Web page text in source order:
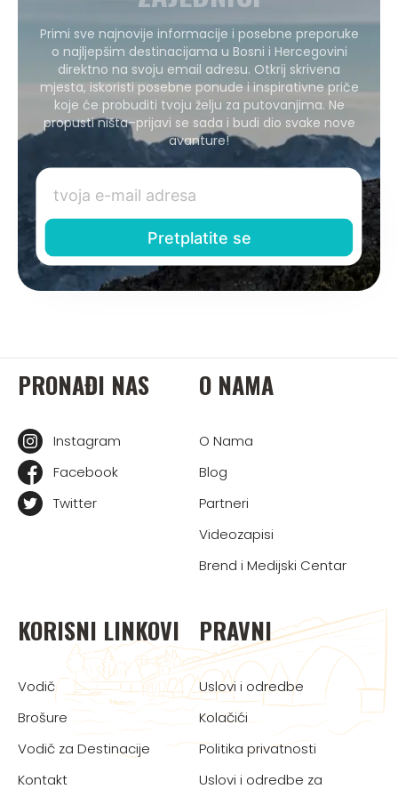
Primi sve najnovije informacije i posebne preporuke
o najljepšim destinacijama u Bosni i Hercegovini
direktno na svoju email adresu. Otkrij skrivena
mjesta, iskoristi posebne ponude i inspirativne priče
koje će probuditi tvoju želju za putovanjima. Ne
propusti ništa–prijavi se sada i budi dio svake nove
avanture!
PRONAĐI NAS
Instagram
Facebook
Twitter
O NAMA
O Nama
Blog
Partneri
Videozapisi
Brend i Medijski Centar
KORISNI LINKOVI
Vodič
Brošure
Vodič za Destinacije
Kontakt
PRAVNI
Uslovi i odredbe
Kolačići
Politika privatnosti
Uslovi i odredbe za